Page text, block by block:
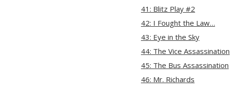
41: Blitz Play #2
42: I Fought the Law…
43: Eye in the Sky
44: The Vice Assassination
45: The Bus Assassination
46: Mr. Richards